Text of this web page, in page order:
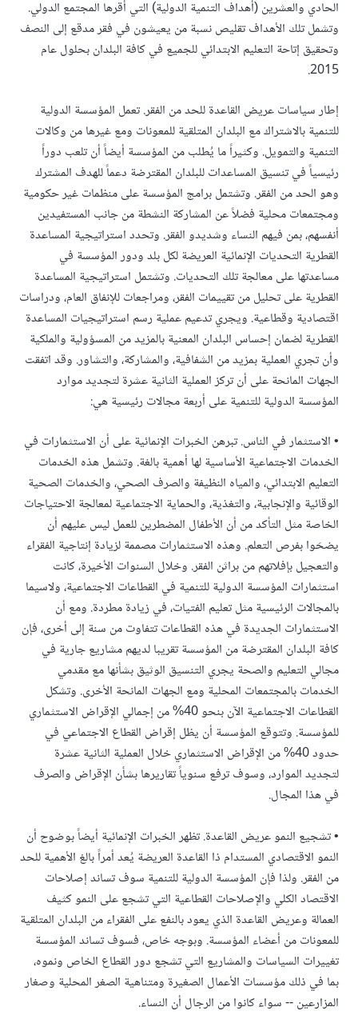
الحادي والعشرين (أهداف التنمية الدولية) التي أقرها المجتمع الدولي.
وتشمل تلك الأهداف تقليص نسبة من يعيشون في فقر مدقع إلى النصف
وتحقيق إتاحة التعليم الابتدائي للجميع في كافة البلدان بحلول عام
2015.
إطار سياسات عريض القاعدة للحد من الفقر. تعمل المؤسسة الدولية
للتنمية بالاشتراك مع البلدان المتلقية للمعونات ومع غيرها من وكالات
التنمية والتمويل. وكثيراً ما يُطلب من المؤسسة أيضاً أن تلعب دوراً
رئيسياً في تنسيق المساعدات للبلدان المقترضة دعماً للهدف المشترك
وهو الحد من الفقر. وتشتمل برامج المؤسسة على منظمات غير حكومية
ومجتمعات محلية فضلاً عن المشاركة النشطة من جانب المستفيدين
أنفسهم، بمن فيهم النساء وشديدو الفقر. وتحدد استراتيجية المساعدة
القطرية التحديات الإنمائية العريضة لكل بلد ودور المؤسسة في
مساعدتها على معالجة تلك التحديات. وتشتمل استراتيجية المساعدة
القطرية على تحليل من تقييمات الفقر، ومراجعات للإنفاق العام، ودراسات
اقتصادية وقطاعية. ويجري تدعيم عملية رسم استراتيجيات المساعدة
القطرية لضمان إحساس البلدان المعنية بالمزيد من المسؤولية والملكية
وأن تجري العملية بمزيد من الشفافية، والمشاركة، والتشاور. وقد اتفقت
الجهات المانحة على أن تركز العملية الثانية عشرة لتجديد موارد
المؤسسة الدولية للتنمية على أربعة مجالات رئيسية هي:
• الاستثمار في الناس. تبرهن الخبرات الإنمائية على أن الاستثمارات في
الخدمات الاجتماعية الأساسية لها أهمية بالغة. وتشمل هذه الخدمات
التعليم الابتدائي، والمياه النظيفة والصرف الصحي، والخدمات الصحية
الوقائية والإنجابية، والتغذية، والحماية الاجتماعية لمعالجة الاحتياجات
الخاصة مثل التأكد من أن الأطفال المضطرين للعمل ليس عليهم أن
يضحَوا بفرص التعلم. وهذه الاستثمارات مصممة لزيادة إنتاجية الفقراء
والتعجيل بإفلاتهم من براثن الفقر. وخلال السنوات الأخيرة، كانت
استثمارات المؤسسة الدولية للتنمية في القطاعات الاجتماعية، ولاسيما
بالمجالات الرئيسية مثل تعليم الفتيات، في زيادة مطردة. ومع أن
الاستثمارات الجديدة في هذه القطاعات تتفاوت من سنة إلى أخرى، فإن
كافة البلدان المقترضة من المؤسسة تقريبا لديهم مشاريع جارية في
مجالي التعليم والصحة يجري التنسيق الوثيق بشأنها مع مقدمي
الخدمات بالمجتمعات المحلية ومع الجهات المانحة الأخرى. وتشكل
القطاعات الاجتماعية الآن بنحو 40% من إجمالي الإقراض الاستثماري
للمؤسسة. وتتوقع المؤسسة أن يظل إقراض القطاع الاجتماعي في
حدود 40% من الإقراض الاستثماري خلال العملية الثانية عشرة
لتجديد الموارد، وسوف ترفع سنوياً تقاريرها بشأن الإقراض والصرف
في هذا المجال.
• تشجيع النمو عريض القاعدة. تظهر الخبرات الإنمائية أيضاً بوضوح أن
النمو الاقتصادي المستدام ذا القاعدة العريضة يُعد أمراً بالغ الأهمية للحد
من الفقر. ولذا فإن المؤسسة الدولية للتنمية سوف تساند إصلاحات
الاقتصاد الكلي والإصلاحات القطاعية التي تشجع على النمو كثيف
العمالة وعريض القاعدة الذي يعود بالنفع على الفقراء من البلدان المتلقية
للمعونات من أعضاء المؤسسة. وبوجه خاص، فسوف تساند المؤسسة
تغييرات السياسات والمشاريع التي تشجع دور القطاع الخاص ونموه،
بما في ذلك مؤسسات الأعمال الصغيرة ومتناهية الصغر المحلية وصغار
المزارعين -- سواء كانوا من الرجال أن النساء.